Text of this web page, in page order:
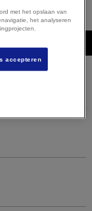
met het opslaan van
het analyseren
accepteren